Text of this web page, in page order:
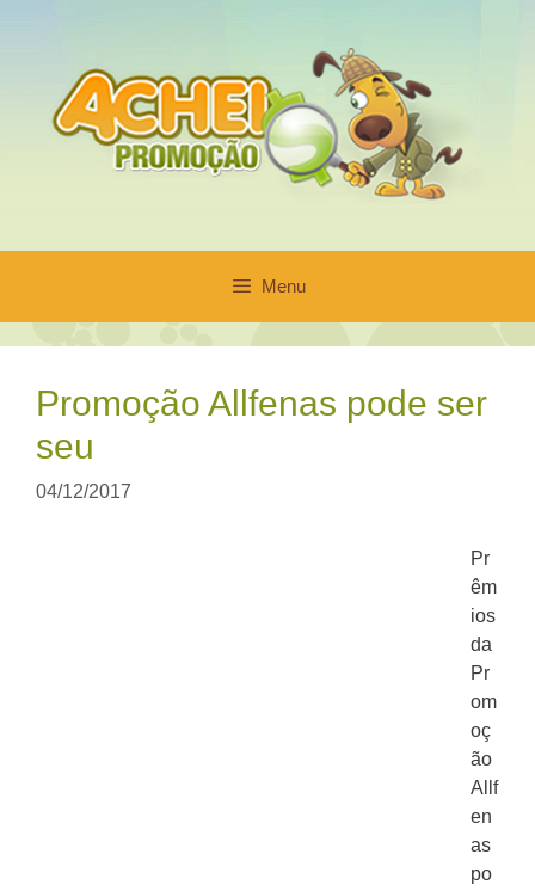
conteúdo
Menu
Promoção Allfenas pode ser
seu
04/12/2017
Pr
êm
ios
da
Pr
om
oç
ão
Allf
en
as
po